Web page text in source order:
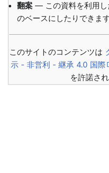
翻案 — この資料を利用し
のベースにしたりできます
このサイトのコンテンツは
示 - 非営利 - 継承 4.0 国際
を許諾さ